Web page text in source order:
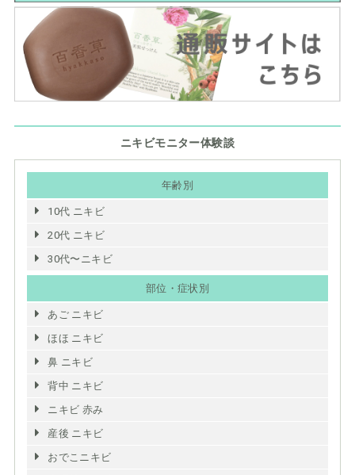
ニキビモニター体験談
年齢別
10代 ニキビ
20代 ニキビ
30代〜ニキビ
部位・症状別
あご ニキビ
ほほ ニキビ
鼻 ニキビ
背中 ニキビ
ニキビ 赤み
産後 ニキビ
おでこニキビ